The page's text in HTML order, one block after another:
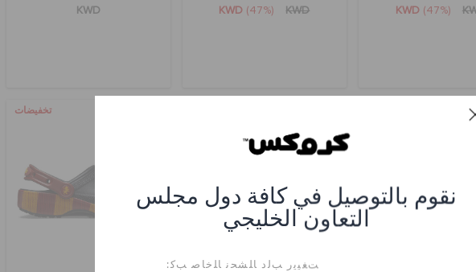
نقوم بالتوصيل في كافة دول مجلس
التعاون الخليجي
ﺖﻐﻴﻳﺭ ﺐﻟﺩ ﺎﻠﺸﺤﻧ ﺎﻠﺧﺎﺻ ﺐﻛ:
KWD (47%)
KWD (47%) KWD
KWD
تخفيضات